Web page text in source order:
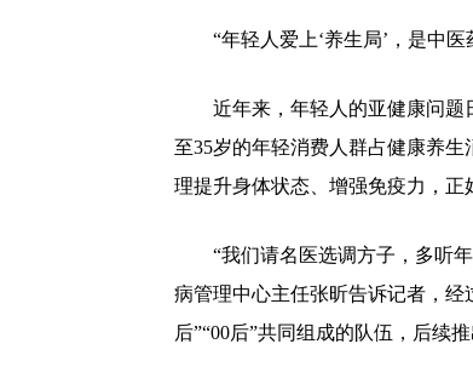
“年轻人爱上‘养生局’，是中
近年来，年轻人的亚健康问题
至35岁的年轻消费人群占健康养
理提升身体状态、增强免疫力，正
“我们请名医选调方子，多听
病管理中心主任张昕告诉记者，
后”“00后”共同组成的队伍，后续